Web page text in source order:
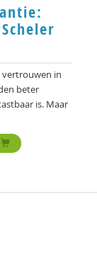
vertrouwen in
beter
is. Maar